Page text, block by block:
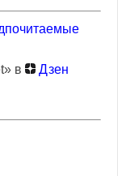
в
Дзен